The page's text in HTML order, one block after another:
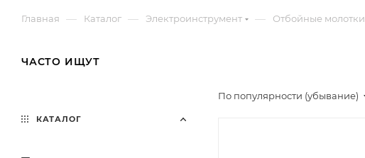
Главная — Каталог — Электроинструмент — Отбойные молотки
ЧАСТО ИЩУТ
По популярности (убывание)
КАТАЛОГ